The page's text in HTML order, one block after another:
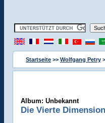
Startseite >> Wolfgang Petry
Album: Unbekannt
Die Vierte Dimension